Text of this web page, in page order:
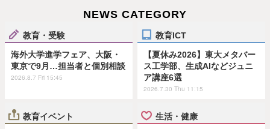
NEWS CATEGORY
教育・受験
海外大学進学フェア、大阪・
東京で9月…担当者と個別相談
2026.8.7 Fri 15:45
教育ICT
【夏休み2026】東大メタバー
ス工学部、生成AIなどジュニ
ア講座6選
2026.7.30 Thu 11:15
教育イベント 生活・健康